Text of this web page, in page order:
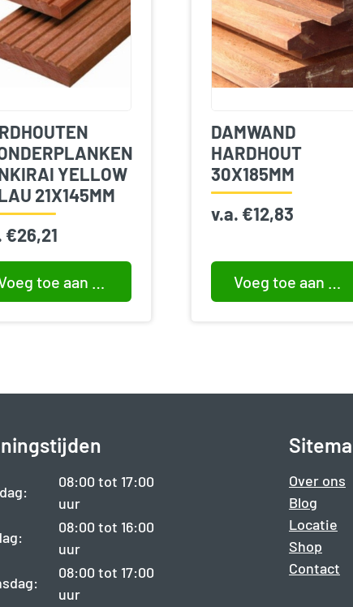
YELLOW
21X145MM
€26,21
Voeg toe aan winkelwagen
DAMWAND
HARDHOUT
30X185MM
v.a. €12,83
Voeg toe aan winkelwagen
08:00 tot 17:00
uur
08:00 tot 16:00
uur
08:00 tot 17:00
uur
Over ons
Blog
Locatie
Shop
Contact